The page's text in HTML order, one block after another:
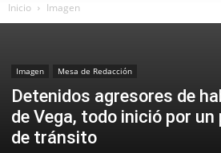
Inicio Imagen
Imagen Mesa de Redacción
Detenidos agresores de
de Vega, todo inició por
de tránsito